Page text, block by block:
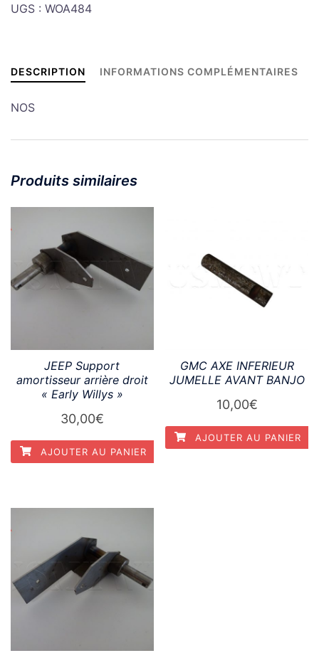
gauche
UGS : WOA484
DESCRIPTION INFORMATIONS COMPLÉMENTAIRES
NOS
Produits similaires
JEEP Support
amortisseur arrière droit
« Early Willys »
30,00€
AJOUTER AU PANIER
GMC AXE INFERIEUR
JUMELLE AVANT BANJO
10,00€
AJOUTER AU PANIER